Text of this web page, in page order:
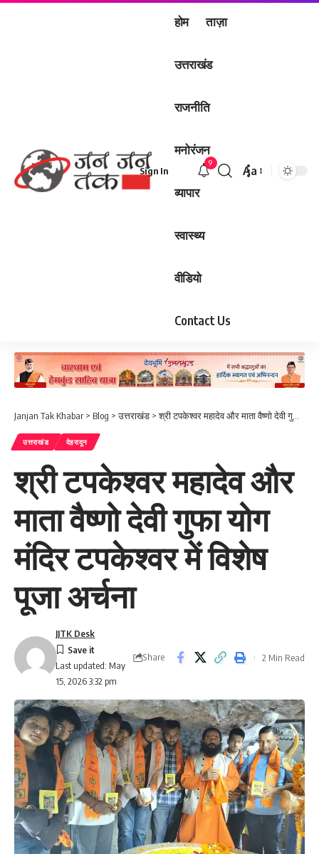
होम ताज़ा
उत्तराखंड
राजनीति
मनोरंजन
व्यापार
स्वास्थ्य
वीडियो
Contact Us
Sign In
9
Font
Aa
Janjan Tak Khabar > Blog >उत्तराखंड >श्री टपकेश्वर महादेव और माता वैष्णो देवी गुफा योग मंदिर टपकेश्वर में विशेष पूजा अर्चना
उत्तराखंड देहरादून
श्री टपकेश्वर महादेव और
माता वैष्णो देवी गुफा योग
मंदिर टपकेश्वर में विशेष
पूजा अर्चना
Last updated: May
15, 2026 3:32 pm
JJTK Desk
Share 2 Min Read